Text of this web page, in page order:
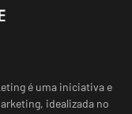
é uma iniciativa e
idealizada no